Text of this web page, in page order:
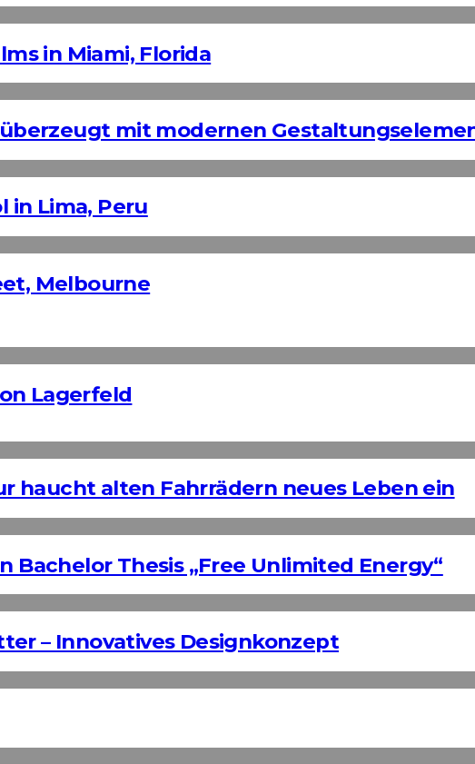
in Miami, Florida
überzeugt mit modernen
in Lima, Peru
Melbourne
Lagerfeld
haucht alten Fahrrädern neues Leben ein
Bachelor Thesis „Free Unlimited Energy“
– Innovatives Designkonzept